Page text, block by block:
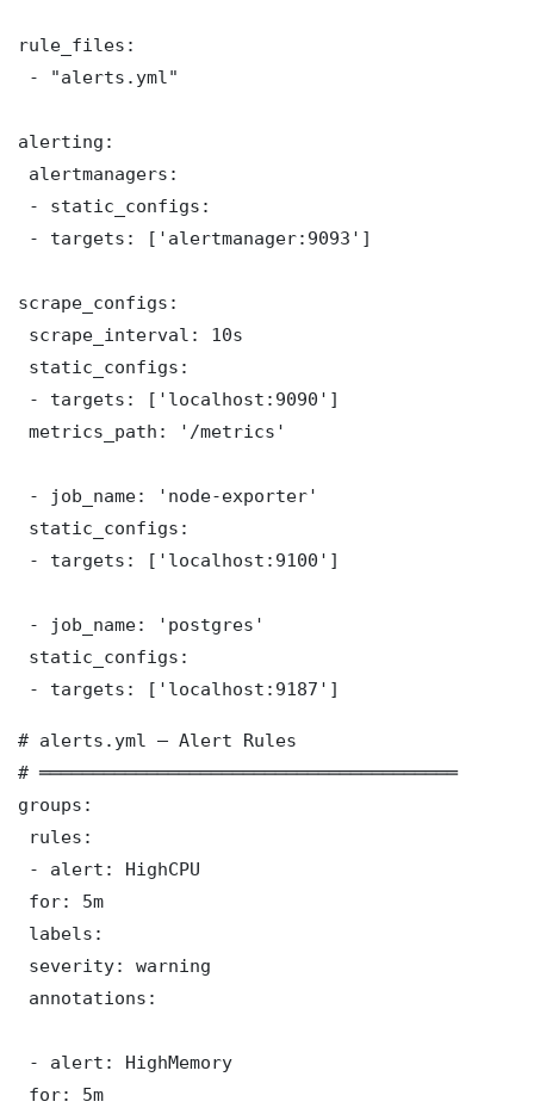
rule_files:
- "alerts.yml"
alerting:
alertmanagers:
- static_configs:
- targets: ['alertmanager:9093']
scrape_configs:
scrape_interval: 10s
static_configs:
- targets: ['localhost:9090']
metrics_path: '/metrics'
- job_name: 'node-exporter'
static_configs:
- targets: ['localhost:9100']
- job_name: 'postgres'
static_configs:
- targets: ['localhost:9187']
# alerts.yml — Alert Rules
# ═══════════════════════════════════════
groups:
rules:
- alert: HighCPU
for: 5m
labels:
severity: warning
annotations:
- alert: HighMemory
for: 5m